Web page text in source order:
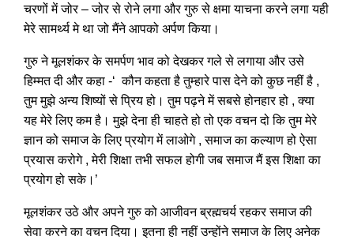
चरणों में जोर – जोर से रोने लगा और गुरु से क्षमा याचना करने लगा यही
मेरे सामर्थ्य मे था जो मैंने आपको अर्पण किया।
गुरु ने मूलशंकर के समर्पण भाव को देखकर गले से लगाया और उसे
हिम्मत दी और कहा -‘ कौन कहता है तुम्हारे पास देने को कुछ नहीं है ,
तुम मुझे अन्य शिष्यों से प्रिय हो। तुम पढ़ने में सबसे होनहार हो , क्या
यह मेरे लिए कम है। मुझे देना ही चाहते हो तो एक वचन दो कि तुम मेरे
ज्ञान को समाज के लिए प्रयोग में लाओगे , समाज का कल्याण हो ऐसा
प्रयास करोगे , मेरी शिक्षा तभी सफल होगी जब समाज मैं इस शिक्षा का
प्रयोग हो सके।’
मूलशंकर उठे और अपने गुरु को आजीवन ब्रह्मचर्य रहकर समाज की
सेवा करने का वचन दिया। इतना ही नहीं उन्होंने समाज के लिए अनेक